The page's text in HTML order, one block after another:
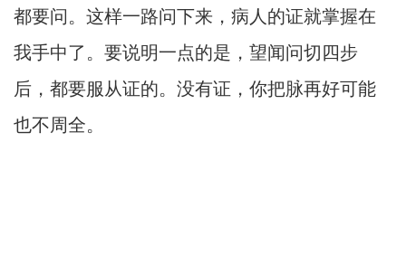
都要问。这样一路问下来，病人的证就掌握在
我手中了。要说明一点的是，望闻问切四步
后，都要服从证的。没有证，你把脉再好可能
也不周全。